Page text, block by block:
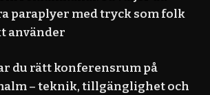
paraplyer med tryck som folk
använder
du rätt konferensrum på
– teknik, tillgänglighet och